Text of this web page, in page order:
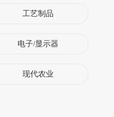
工艺制品
电子/显示器
现代农业